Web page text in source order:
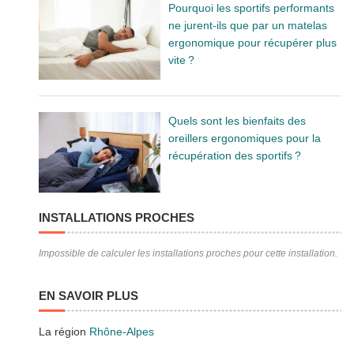
Pourquoi les sportifs performants
ne jurent-ils que par un matelas
ergonomique pour récupérer plus
vite ?
Quels sont les bienfaits des
oreillers ergonomiques pour la
récupération des sportifs ?
INSTALLATIONS PROCHES
Impossible de calculer les installations proches pour cette installation.
EN SAVOIR PLUS
La région Rhône-Alpes